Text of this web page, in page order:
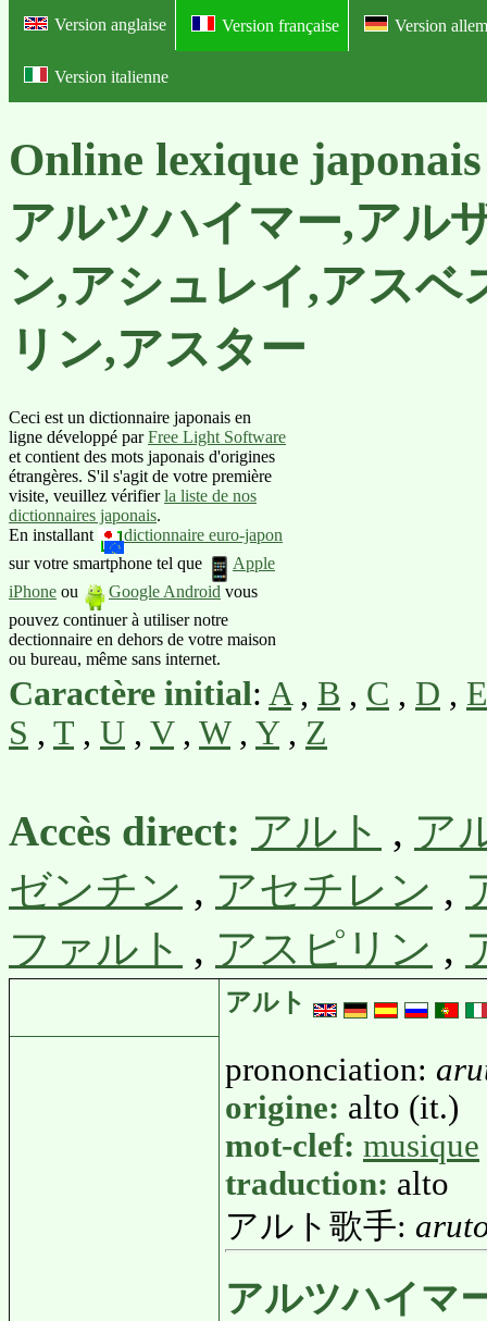
Version anglaise Version française Version
Version italienne
Online lexique
アルツハイマー,アル
ン,アシュレイ,アスベ
リン,アスター
Ceci est un dictionnaire japonais en
ligne développé parFree Light Software
et contient des mots japonais d'origines
étrangères. S'il s'agit de votre première
visite, veuillez vérifierla liste de nos
dictionnaires japonais.
En installant
dictionnaire euro-japon
sur votre smartphone tel que
Apple
iPhone ou Google Android vous
pouvez continuer à utiliser notre
dectionnaire en dehors de votre maison
ou bureau, même sans internet.
Caractère initial: A , B , C , D , E
S , T , U , V, W, Y, Z
Accès direct: アルト , ア
ゼンチン , アセチレン ,
ファルト , アスピリン ,
アルト
prononciation:
origine: alto (it.)
mot-clef: musique
traduction: alto
アルト歌手:
アルツハイマ